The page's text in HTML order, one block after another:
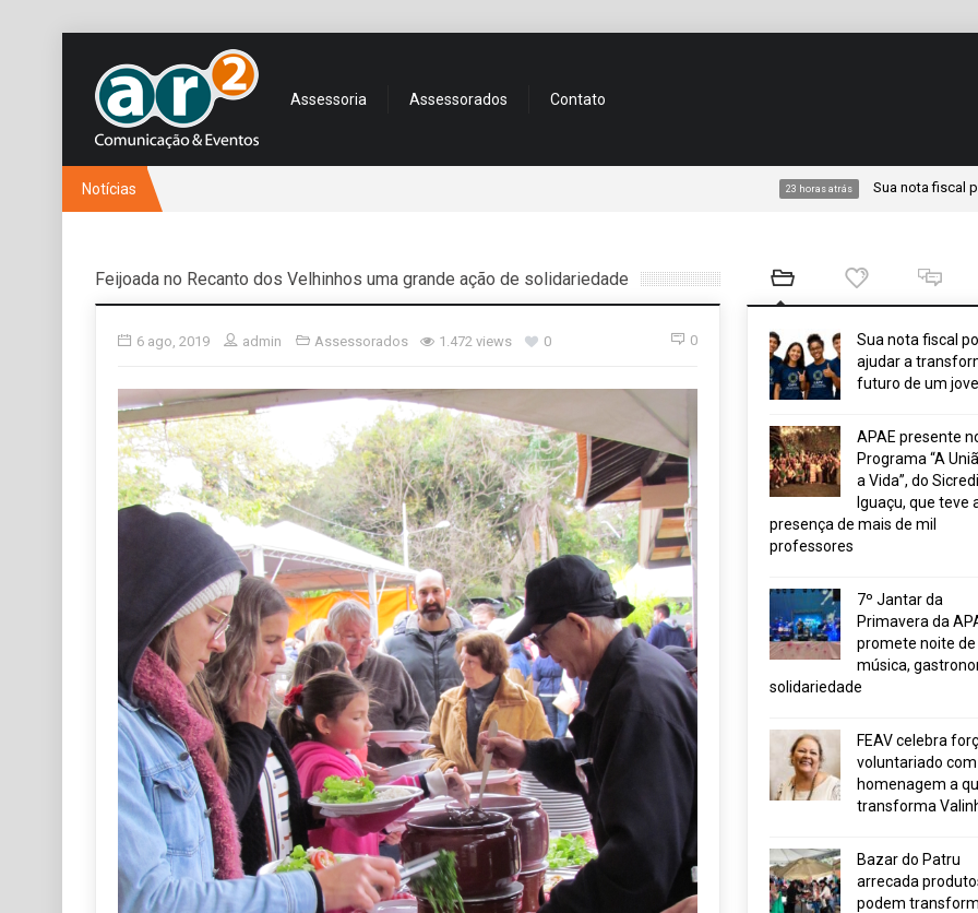
Assessoria Assessorados Contato
Notícias Sua nota fiscal pode ajudar
Feijoada no Recanto dos Velhinhos uma grande ação de solidariedade
6 ago, 2019 admin Assessorados 1.472 views 0 0
Sua nota fiscal
ajudar a
futuro de um
APAE presente
Programa “A
a Vida”, do Sicredi
Iguaçu, que teve
presença de mais de mil
professores
7º Jantar da
Primavera da
promete noite de
música,
solidariedade
FEAV celebra
voluntariado com
homenagem a
transforma
Bazar do Patru
arrecada
podem